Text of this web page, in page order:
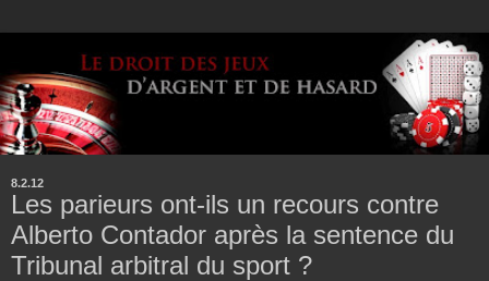
8.2.12
Les parieurs ont-ils un recours contre
Alberto Contador après la sentence du
Tribunal arbitral du sport ?